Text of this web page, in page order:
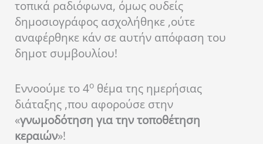
τοπικά ραδιόφωνα, όμως ουδείς
δημοσιογράφος ασχολήθηκε ,ούτε
αναφέρθηκε κάν σε αυτήν απόφαση του
δημοτ συμβουλίου!
Εννοούμε το 4ο θέμα της ημερήσιας
διάταξης ,που αφορούσε στην
«γνωμοδότηση για την τοποθέτηση
κεραιών»!